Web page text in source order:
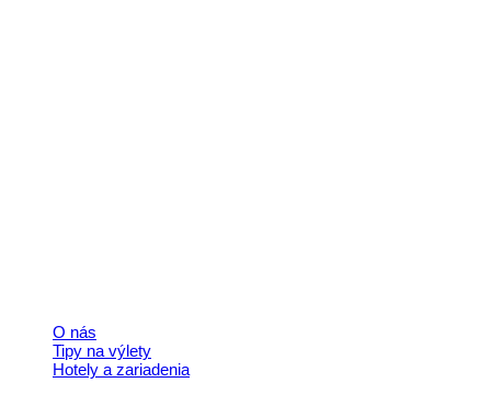
O nás
Tipy na výlety
Hotely a zariadenia